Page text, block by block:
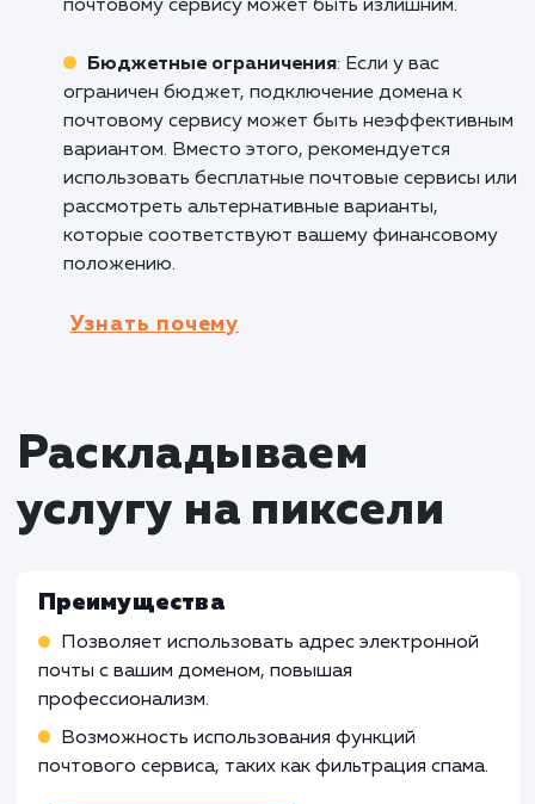
является полезным для команд и
нуждаются в эффективной коммуникации
электронную почту. Использование
собственного домена в адресах
почты способствует идентификации
создает единый корпоративный имидж.
подключение домена к почтовому сервису
предлагает возможности для коллективной
проекты: Для личных блогов и небольших
персональных проектов, где электронная
не является основным каналом
собственного домена, подключение домена
почтовому сервису может быть